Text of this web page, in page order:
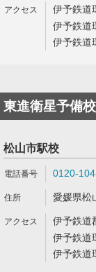
伊予鉄道
伊予鉄道
伊予鉄道
東進衛星予備校
松山市駅校
0120-
愛媛県松
伊予鉄道
伊予鉄道
伊予鉄道